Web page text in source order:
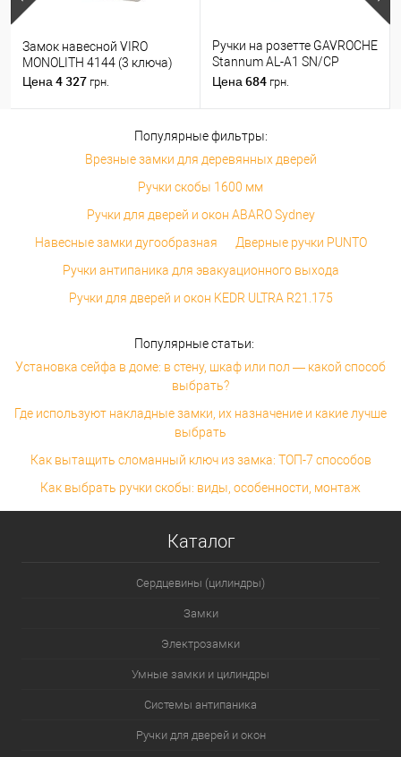
Замок навесной VIRO
MONOLITH 4144 (3 ключа)
Цена 4 327 грн.
Ручки на розетте GAVROCHE
Stannum AL-A1 SN/CP
никель/хром
Цена 684 грн.
Популярные фильтры:
Врезные замки для деревянных дверей
Ручки скобы 1600 мм
Ручки для дверей и окон ABARO Sydney
Навесные замки дугообразная
Дверные ручки PUNTO
Ручки антипаника для эвакуационного выхода
Ручки для дверей и окон KEDR ULTRA R21.175
Популярные статьи:
Установка сейфа в доме: в стену, шкаф или пол — какой способ
выбрать?
Где используют накладные замки, их назначение и какие лучше
выбрать
Как вытащить сломанный ключ из замка: ТОП-7 способов
Как выбрать ручки скобы: виды, особенности, монтаж
Каталог
Сердцевины (цилиндры)
Замки
Электрозамки
Умные замки и цилиндры
Системы антипаника
Ручки для дверей и окон